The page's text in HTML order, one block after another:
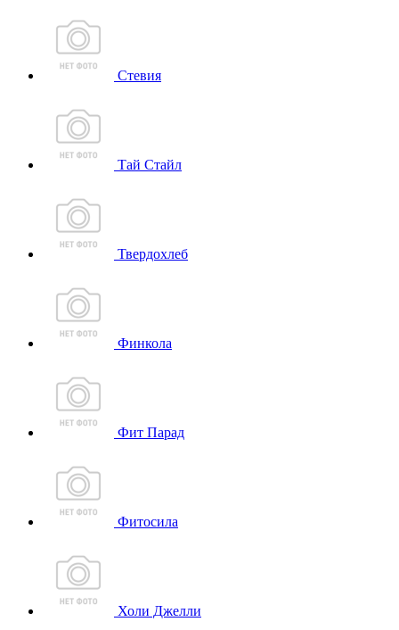
Стевия
Тай Стайл
Твердохлеб
Финкола
Фит Парад
Фитосила
Холи Джелли